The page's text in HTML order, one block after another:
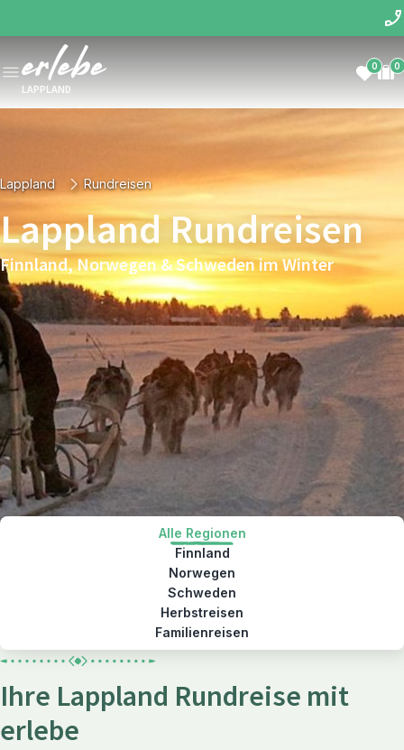
LAPPLAND
0 0
Lappland Rundreisen
Lappland Rundreisen
Finnland, Norwegen & Schweden im Winter
Alle Regionen
Finnland
Norwegen
Schweden
Herbstreisen
Familienreisen
Ihre Lappland Rundreise mit
erlebe